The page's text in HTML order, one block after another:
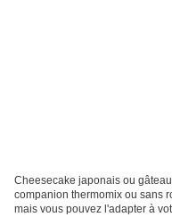
Cheesecake japonais ou
companion thermomix ou sans
mais vous pouvez l'adapter à